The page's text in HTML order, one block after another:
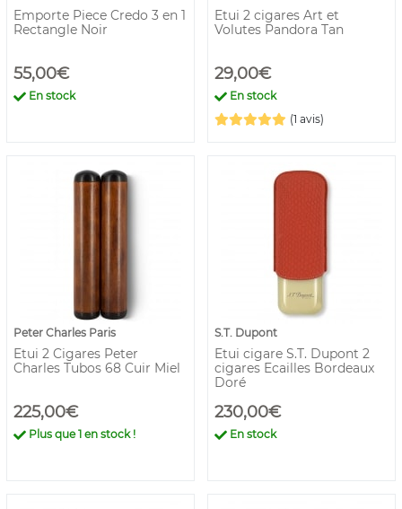
Emporte Piece Credo 3 en 1
Rectangle Noir
55,00€
En stock
Etui 2 cigares Art et
Volutes Pandora Tan
29,00€
En stock
(1 avis)
Peter Charles Paris
Etui 2 Cigares Peter
Charles Tubos 68 Cuir Miel
225,00€
Plus que1 en stock !
S.T. Dupont
Etui cigare S.T. Dupont 2
cigares Ecailles Bordeaux
Doré
230,00€
En stock